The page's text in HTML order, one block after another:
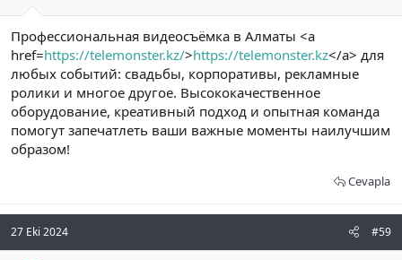
Профессиональная видеосъёмка в Алматы <a
href=https://telemonster.kz/>https://telemonster.kz</a> для
любых событий: свадьбы, корпоративы, рекламные
ролики и многое другое. Высококачественное
оборудование, креативный подход и опытная команда
помогут запечатлеть ваши важные моменты наилучшим
образом!
Cevapla
27 Eki 2024 #59